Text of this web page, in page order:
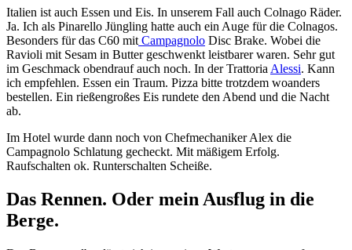
Italien ist auch Essen und Eis. In unserem Fall auch Colnago Räder.
Ja. Ich als Pinarello Jüngling hatte auch ein Auge für die Colnagos.
Besonders für das C60 mit Campagnolo Disc Brake. Wobei die
Ravioli mit Sesam in Butter geschwenkt leistbarer waren. Sehr gut
im Geschmack obendrauf auch noch. In der Trattoria Alessi. Kann
ich empfehlen. Essen ein Traum. Pizza bitte trotzdem woanders
bestellen. Ein rießengroßes Eis rundete den Abend und die Nacht
ab.
Im Hotel wurde dann noch von Chefmechaniker Alex die
Campagnolo Schlatung gecheckt. Mit mäßigem Erfolg.
Raufschalten ok. Runterschalten Scheiße.
Das Rennen. Oder mein Ausflug in die
Berge.